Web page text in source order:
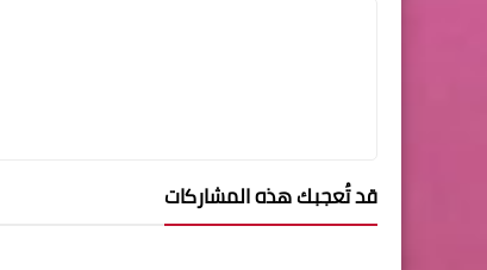
قد تُعجبك هذه المشاركات